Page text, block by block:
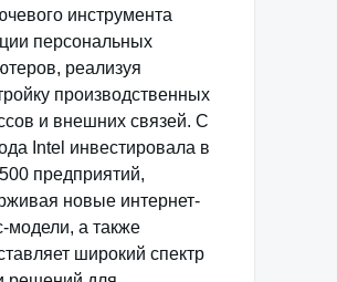
инструмента
персональных
реализуя
производственных
и внешних связей. С
Intel инвестировала в
предприятий,
новые интернет-
модели, а также
широкий спектр